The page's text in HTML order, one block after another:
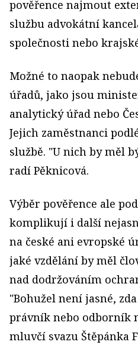
pověřence najmout
službu advokátní
společnosti nebo
Možné to naopak
úřadů, jako jsou
analytický úřad nebo
Jejich zaměstnanci
službě. "U nich by měl
radí Pěknicová.
Výběr pověřence ale
komplikují i další
na české ani evropské
jaké vzdělání by měl
nad dodržováním
"Bohužel není jasné,
právník nebo odborník
mluvčí svazu Štěpánka